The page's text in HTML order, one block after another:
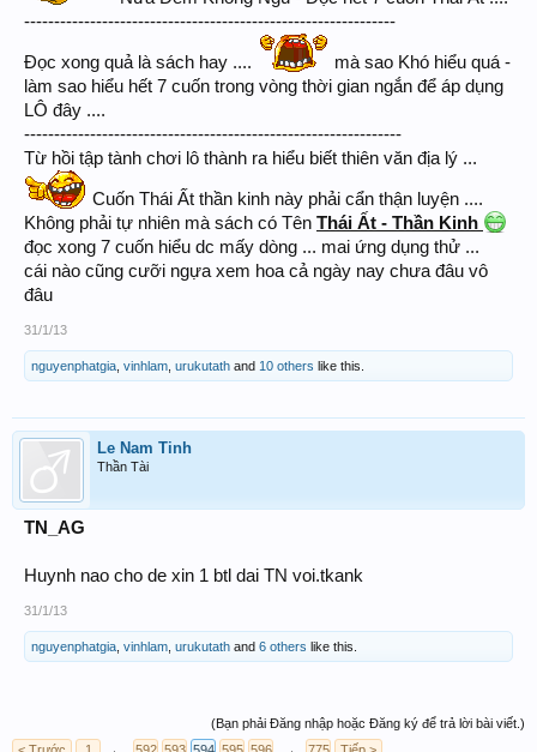
--------------------------------------------------------------
Đọc xong quả là sách hay ....
mà sao Khó hiểu quá -
làm sao hiểu hết 7 cuốn trong vòng thời gian ngắn để áp dụng
LÔ đây ....
---------------------------------------------------------------
Từ hồi tập tành chơi lô thành ra hiểu biết thiên văn địa lý ...
Cuốn Thái Ất thần kinh này phải cẩn thận luyện ....
Không phải tự nhiên mà sách có Tên Thái Ất - Thần Kinh
đọc xong 7 cuốn hiểu dc mấy dòng ... mai ứng dụng thử ...
cái nào cũng cưỡi ngựa xem hoa cả ngày nay chưa đâu vô
đâu
31/1/13
nguyenphatgia vinhlam urukutath and 10 others like this.
Le Nam Tinh
Thần Tài
TN_AG
Huynh nao cho de xin 1 btl dai TN voi.tkank
31/1/13
nguyenphatgia vinhlam urukutath and 6 others like this.
(Bạn phải Đăng nhập hoặc Đăng ký để trả lời bài viết.)